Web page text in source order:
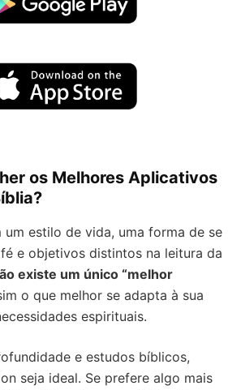
os Melhores Aplicativos
um estilo de vida, uma forma de se
e objetivos distintos na leitura da
existe um único “melhor
o que melhor se adapta à sua
espirituais.
e estudos bíblicos,
seja ideal. Se prefere algo mais